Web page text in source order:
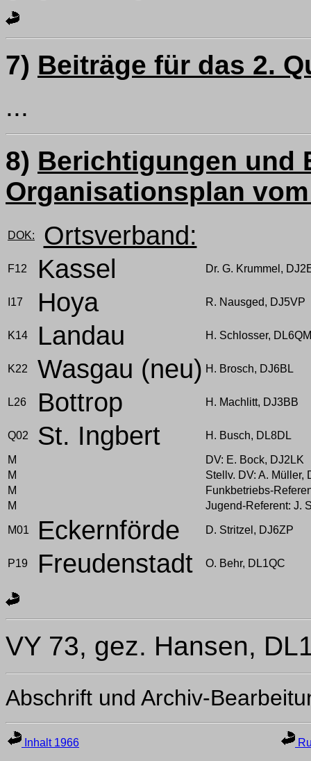
7) Beiträge für das 2.
...
8) Berichtigungen und
Organisationsplan vom
DOK: Ortsverband:
F12 Kassel Dr. G. Krummel,
I17 Hoya R. Nausged, DJ5VP
K14 Landau H. Schlosser, DL6QM
K22 Wasgau (neu) H. Brosch, DJ6BL
L26 Bottrop H. Machlitt, DJ3BB
Q02 St. Ingbert H. Busch, DL8DL
M
DV: E. Bock, DJ2LK
M
Stellv. DV: A. Müller,
M
Funkbetriebs-
M
Jugend-Referent: J.
M01 Eckernförde D. Stritzel, DJ6ZP
P19 Freudenstadt O. Behr, DL1QC
VY 73, gez. Hansen,
Abschrift und Archiv-
Inhalt 1966